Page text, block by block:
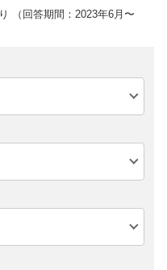
（回答期間：2023年6月〜